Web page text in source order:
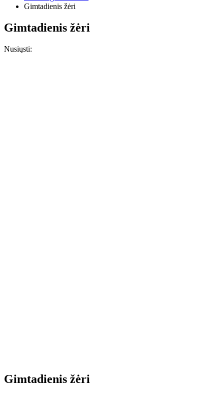
Gimtadienis žėri
Gimtadienis žėri
Nusiųsti:
Gimtadienis žėri